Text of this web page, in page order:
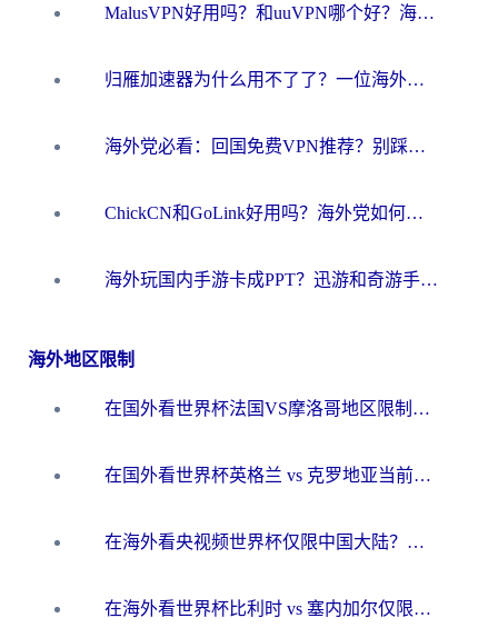
MalusVPN好用吗？和uuVPN哪个好？海外党无缝访问国内资源的真实对比与选择指南
归雁加速器为什么用不了了？一位海外游子的真实困惑与技术解答
海外党必看：回国免费VPN推荐？别踩坑！教你选对加速器无缝刷国内资源
ChickCN和GoLink好用吗？海外党如何选对回国加速器
海外玩国内手游卡成PPT？迅游和奇游手游哪个好？一篇讲透回国加速器怎么选
海外地区限制
在国外看世界杯法国VS摩洛哥地区限制？这篇指南让你流畅看中文解说无压力
在国外看世界杯英格兰 vs 克罗地亚当前地区不可播放？这篇指南帮你搞定所有海外观赛难题
在海外看央视频世界杯仅限中国大陆？这篇指南帮你解锁中文解说+无卡顿直播
在海外看世界杯比利时 vs 塞内加尔仅限中国大陆？我找到了最流畅的中文解说之路